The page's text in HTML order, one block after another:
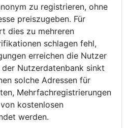
zu registrieren, ohne
preiszugeben. Für
dies zu mehreren
schlagen fehl,
erreichen die Nutzer
Nutzerdatenbank sinkt
solche Adressen für
Mehrfachregistrierungen
kostenlosen
werden.